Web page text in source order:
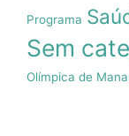
Programa
Sem
Olímpica de